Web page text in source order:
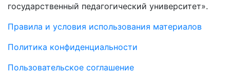
государственный педагогический университет».
Правила и условия использования материалов
Политика конфиденциальности
Пользовательское соглашение